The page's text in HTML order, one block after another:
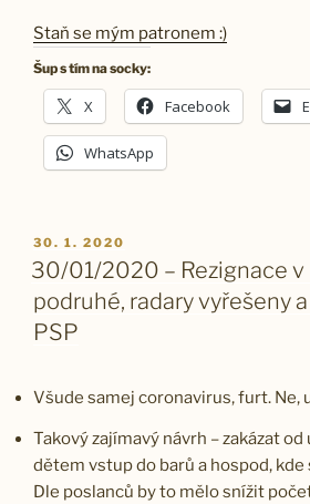
Staň se mým patronem :)
Šup s tím na socky:
X Facebook
WhatsApp
PUBLIKOVÁNO
30. 1. 2020
30/01/2020 – Rezignace v
podruhé, radary vyřešeny
PSP
Všude samej coronavirus, furt. Ne,
Takový zajímavý návrh – zakázat
dětem vstup do barů a hospod, kde
Dle poslanců by to mělo snížit